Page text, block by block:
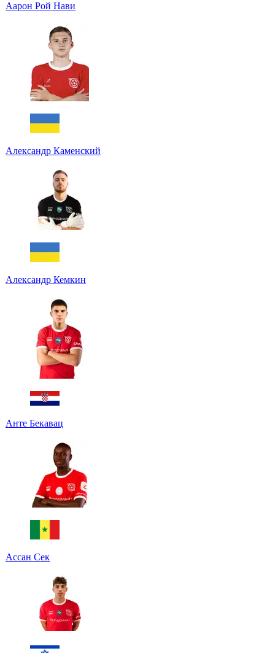
Аарон Рой Нави
Александр Каменский
Александр Кемкин
Анте Бекавац
Ассан Сек